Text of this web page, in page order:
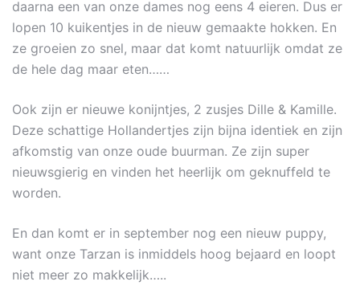
daarna een van onze dames nog eens 4 eieren. Dus er
lopen 10 kuikentjes in de nieuw gemaakte hokken. En
ze groeien zo snel, maar dat komt natuurlijk omdat ze
de hele dag maar eten……
Ook zijn er nieuwe konijntjes, 2 zusjes Dille & Kamille.
Deze schattige Hollandertjes zijn bijna identiek en zijn
afkomstig van onze oude buurman. Ze zijn super
nieuwsgierig en vinden het heerlijk om geknuffeld te
worden.
En dan komt er in september nog een nieuw puppy,
want onze Tarzan is inmiddels hoog bejaard en loopt
niet meer zo makkelijk…..